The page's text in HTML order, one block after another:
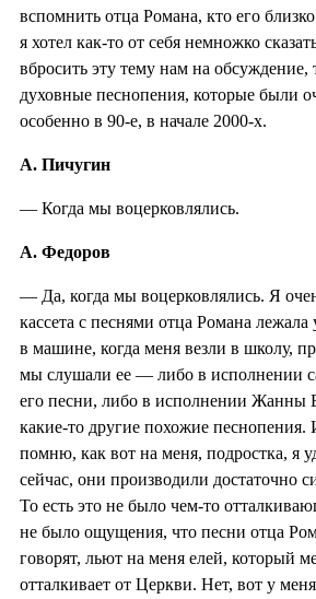
вспомнить отца Романа, кто его
я хотел как-то от себя немножко
вбросить эту тему нам на обсуждение,
духовные песнопения, которые были
особенно в 90-е, в начале 2000-х.
А. Пичугин
— Когда мы воцерковлялись.
А. Федоров
— Да, когда мы воцерковлялись. Я
кассета с песнями отца Романа
в машине, когда меня везли в школу,
мы слушали ее — либо в исполнении
его песни, либо в исполнении Жанны
какие-то другие похожие песнопения.
помню, как вот на меня, подростка, я
сейчас, они производили достаточно
То есть это не было чем-то
не было ощущения, что песни отца
говорят, льют на меня елей, который
отталкивает от Церкви. Нет, вот у